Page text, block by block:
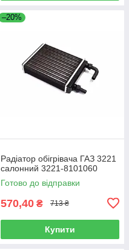
–20%
Радіатор обігрівача ГАЗ 3221
салонний 3221-8101060
Готово до відправки
570,40 ₴ 713 ₴
Купити